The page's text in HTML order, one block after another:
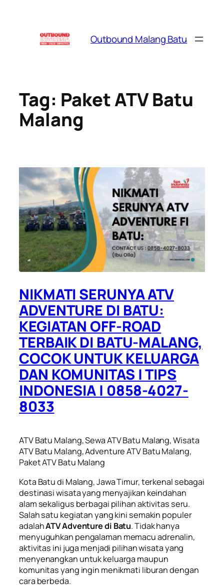
Outbound Malang Batu
Tag: Paket ATV Batu
Malang
NIKMATI SERUNYA ATV
ADVENTURE DI BATU:
KEGIATAN OFF-ROAD
TERBAIK DI BATU-MALANG,
COCOK UNTUK KELUARGA
DAN KOMUNITAS | TIPS
INDONESIA | 0858-4027-
8033
ATV Batu Malang, Sewa ATV Batu Malang, Wisata
ATV Batu Malang, Adventure ATV Batu Malang,
Paket ATV Batu Malang
Kota Batu di Malang, Jawa Timur, terkenal sebagai
destinasi wisata yang menyajikan keindahan
alam sekaligus berbagai pilihan aktivitas seru.
Salah satu kegiatan yang kini semakin populer
adalahATV Adventure di Batu. Tidak hanya
menyuguhkan pengalaman memacu adrenalin,
aktivitas ini juga menjadi pilihan wisata yang
menyenangkan untuk keluarga maupun
komunitas yang ingin menikmati liburan dengan
cara berbeda.